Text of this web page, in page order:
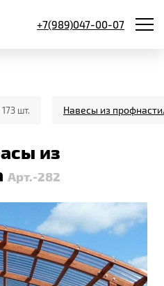
+7(989)047-00-07
173 шт. Навесы из
из
Арт.-282